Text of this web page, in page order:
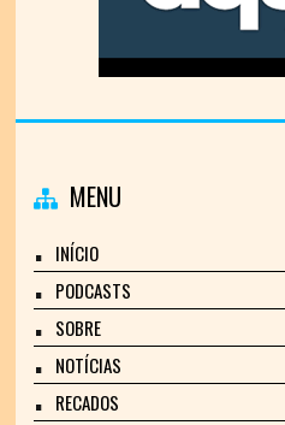
MENU
INÍCIO
PODCASTS
SOBRE
NOTÍCIAS
RECADOS